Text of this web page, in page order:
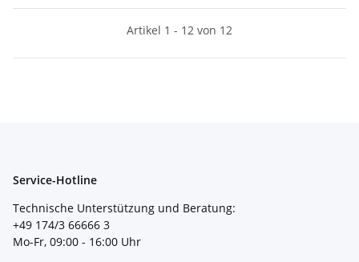
Artikel 1 - 12 von 12
Service-Hotline
Technische Unterstützung und Beratung:
+49 174/3 66666 3
Mo-Fr, 09:00 - 16:00 Uhr